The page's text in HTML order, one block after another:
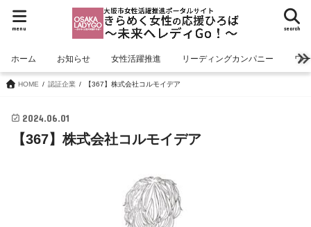
search
menu
ホーム お知らせ 女性活躍推進 リーディングカンパニー ワ
HOME 認証企業 【367】株式会社コルモイデア
2024.06.01
【367】株式会社コルモイデア